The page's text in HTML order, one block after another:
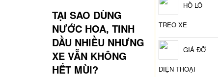
TẠI SAO DÙNG
NƯỚC HOA, TINH
DẦU NHIỀU NHƯNG
XE VẪN KHÔNG
HẾT MÙI?
HỒ LÔ
TREO XE
GIÁ ĐỠ
ĐIỆN THOẠI